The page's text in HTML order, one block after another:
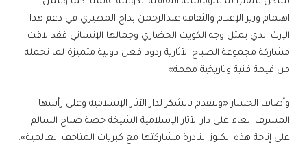
اهتمام وزير الإعلام والثقافة عبدالرحمن بداح المطيري في دعم هذا
الإرث الذي يمثل وجه الكويت الحضاري وجمالها الإنساني فقد لاقت
مشاركة مجموعة الصباح الآثارية ردود فعل دولية متميزة لما تحمله
من قيمة فنية وتاريخية مهمة».
وأضاف الجسار «ونتقدم بالشكر لدار الآثار الإسلامية وعلى رأسها
المشرف العام على دار الآثار الإسلامية الشيخة حصة صباح السالم
على إتاحة هذه الكنوز النادرة مشاركتها مع كبريات المتاحف العالمية».